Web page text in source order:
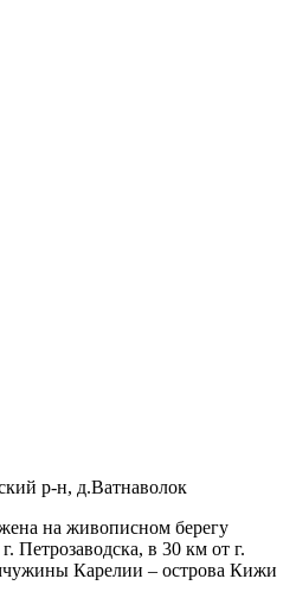
р-н, д.Ватнаволок
на живописном берегу
Петрозаводска, в 30 км от г.
Карелии – острова Кижи